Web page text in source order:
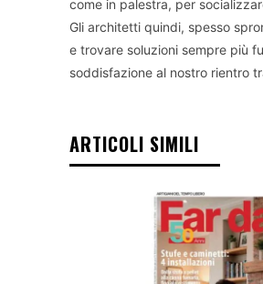
come in palestra, per
Gli architetti quindi, spesso
e trovare soluzioni sempre più
soddisfazione al nostro rientro
ARTICOLI SIMILI